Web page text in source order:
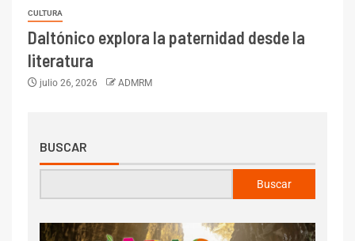
CULTURA
Daltónico explora la paternidad desde la
literatura
julio 26, 2026 ADMRM
BUSCAR
Buscar